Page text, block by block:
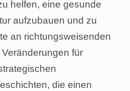
helfen, eine gesunde
aufzubauen und zu
an richtungsweisenden
für
die einen